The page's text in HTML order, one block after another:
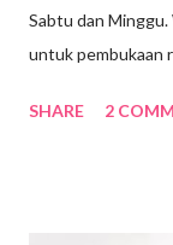
Sabtu dan
untuk pembukaan
dua lokasi,yaitu
SHARE 2